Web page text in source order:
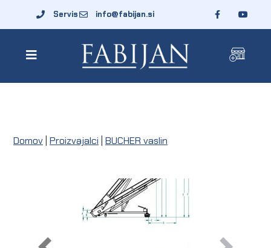
Servis info@fabijan.si
Domov Proizvajalci BUCHER vaslin